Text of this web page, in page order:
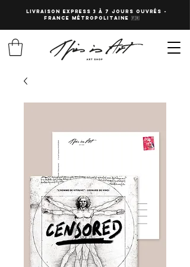
LIVRAISON EXPRESS 3 à 7 JOURS OUVRés -
fRANCE Métropolitaine 🇫🇷